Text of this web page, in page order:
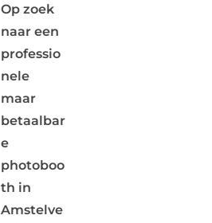
Op zoek
naar een
professio
nele
maar
betaalbar
e
photoboo
th in
Amstelve